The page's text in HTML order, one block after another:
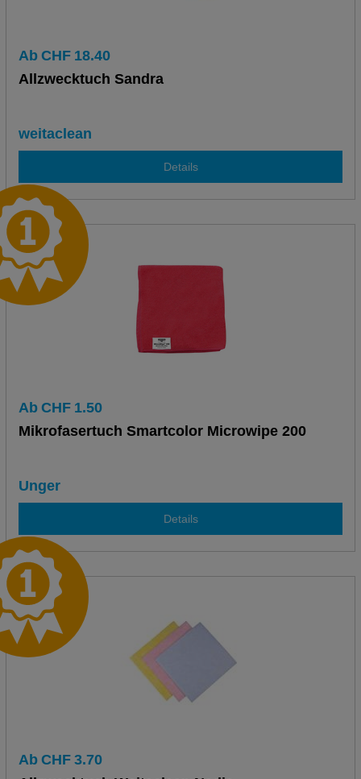
Ab CHF 18.40
Allzwecktuch Sandra
weitaclean
Details
Ab CHF 1.50
Mikrofasertuch Smartcolor Microwipe 200
Unger
Details
Ab CHF 3.70